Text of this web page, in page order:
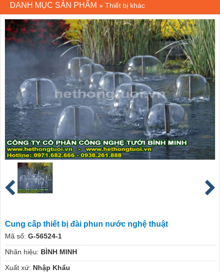
DANH MỤC SẢN PHẨM » Thiết bị khác
Cung cấp thiết bị đài phun nước nghệ thuật
Mã số: G-56524-1
Nhãn hiệu: BÌNH MINH
Xuất xứ: Nhập Khẩu